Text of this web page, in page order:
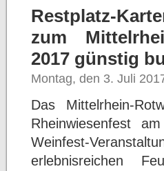
Restplatz-
zum
2017 günstig
Montag, den 3. Juli
Das Mittelrhein-
Rheinwiesenfest
Weinfest-
erlebnisreichen